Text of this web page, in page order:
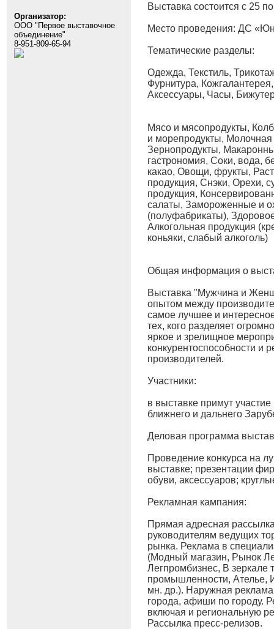
Организатор:
ООО "Первое выставочное
объединение"
8-951-809-65-94
Выставка состоится с 25
Место проведения: ДС
Тематические разделы:
Одежда, Текстиль,
Фурнитура,
Аксессуары, Часы,
Мясо и мясопродукты,
и морепродукты,
Зернопродукты,
гастрономия, Соки, вода,
какао, Овощи, фрукты,
продукция, Снэки, Орехи,
продукция,
салаты, Замороженные и
(полуфабрикаты),
Алкогольная продукция
коньяки, слабый алкоголь)
Общая информация о
Выставка "Мужчина и
опытом между
самое лучшее и
тех, кого разделяет
яркое и зрелищное
конкурентоспособности и
производителей.
Участники:
в выставке примут
ближнего и дальнего
Деловая программа
Проведение конкурса на
выставке; презентации
обуви, аксессуаров;
Рекламная кампания:
Прямая адресная
руководителям ведущих
рынка. Реклама в
(Модный магазин, Рынок
Легпромбизнес, В зеркале
промышленности, Ателье,
мн. др.). Наружная
города, афиши по городу.
включая и региональную
Рассылка пресс-релизов.